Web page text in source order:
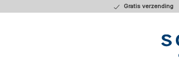
Gratis verzending